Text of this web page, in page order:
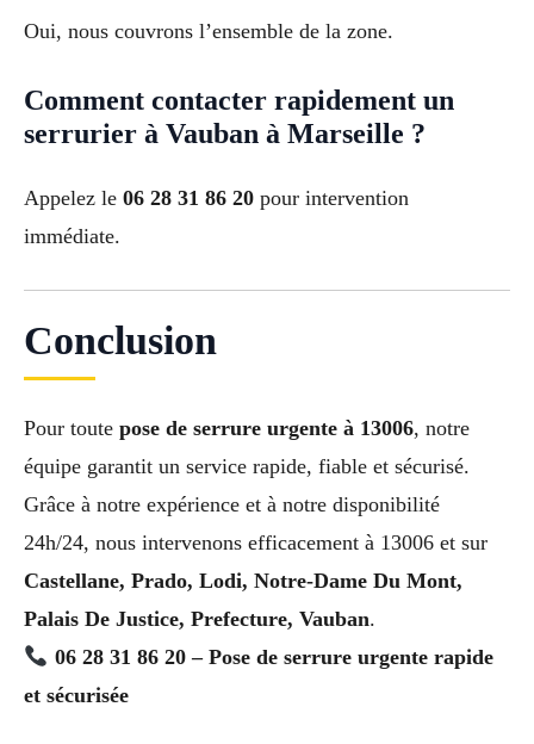
Oui, nous couvrons l’ensemble de la zone.
Comment contacter rapidement un
serrurier à Vauban à Marseille ?
Appelez le 06 28 31 86 20 pour intervention
immédiate.
Conclusion
Pour toute pose de serrure urgente à 13006, notre
équipe garantit un service rapide, fiable et sécurisé.
Grâce à notre expérience et à notre disponibilité
24h/24, nous intervenons efficacement à 13006 et sur
Castellane, Prado, Lodi, Notre-Dame Du Mont,
Palais De Justice, Prefecture, Vauban.
06 28 31 86 20 – Pose de serrure urgente rapide
et sécurisée